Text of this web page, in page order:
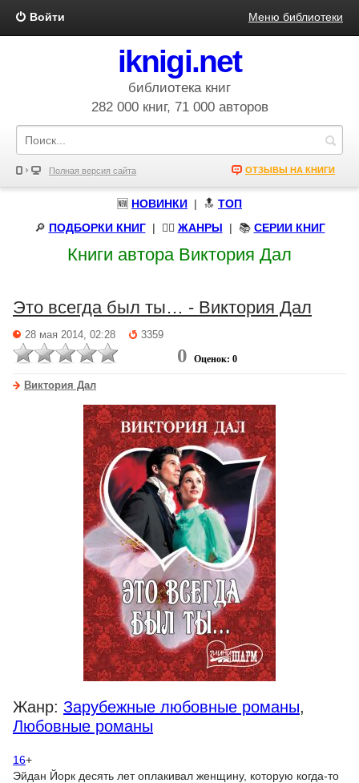
Войти Меню библиотеки
iknigi.net
библиотека книг
282 000 книг, 71 000 авторов
Полная версия сайта ОТЗЫВЫ НА КНИГИ
🆕 НОВИНКИ | 🔝 ТОП
🔎 ПОДБОРКИ КНИГ| 🧝‍♀️ ЖАНРЫ | 📚 СЕРИИ КНИГ
Книги автора Виктория Дал
Это всегда был ты… - Виктория Дал
28 мая 2014, 02:28 3359
0 Оценок: 0
Виктория Дал
Жанр: Зарубежные любовные романы,
Любовные романы
16+
Эйдан Йорк десять лет оплакивал женщину, которую когда-то